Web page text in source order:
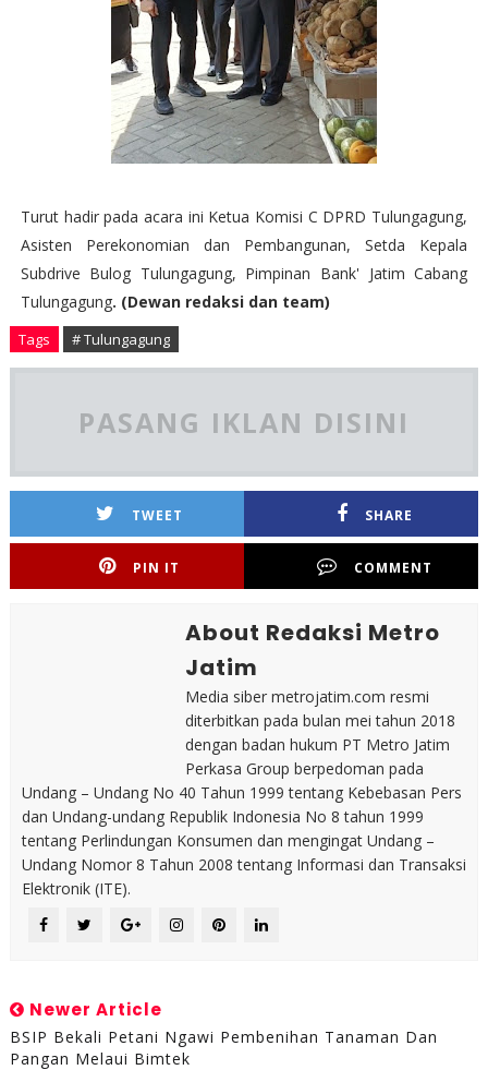
Turut hadir pada acara ini Ketua Komisi C DPRD Tulungagung,
Asisten Perekonomian dan Pembangunan, Setda Kepala
Subdrive Bulog Tulungagung, Pimpinan Bank' Jatim Cabang
Tulungagung. (Dewan redaksi dan team)
Tags # Tulungagung
PASANG IKLAN DISINI
TWEET SHARE
PIN IT COMMENT
About Redaksi Metro
Jatim
Media siber metrojatim.com resmi
diterbitkan pada bulan mei tahun 2018
dengan badan hukum PT Metro Jatim
Perkasa Group berpedoman pada
Undang – Undang No 40 Tahun 1999 tentang Kebebasan Pers
dan Undang-undang Republik Indonesia No 8 tahun 1999
tentang Perlindungan Konsumen dan mengingat Undang –
Undang Nomor 8 Tahun 2008 tentang Informasi dan Transaksi
Elektronik (ITE).
Newer Article
BSIP Bekali Petani Ngawi Pembenihan Tanaman Dan
Pangan Melaui Bimtek